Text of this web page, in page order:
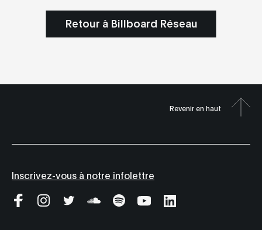
Retour à Billboard Réseau
Revenir en haut
Inscrivez-vous à notre infolettre